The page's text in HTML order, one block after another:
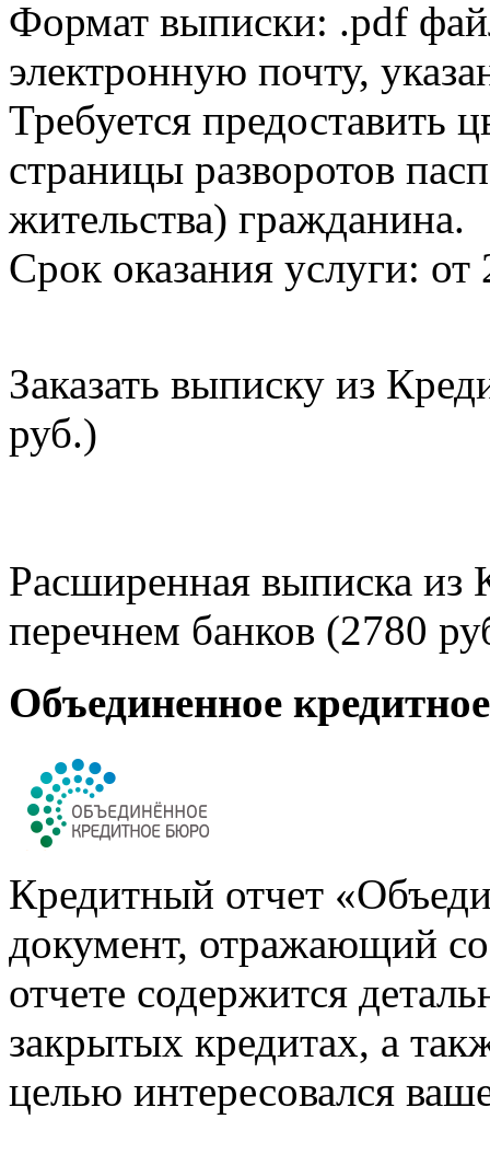
Формат выписки: .pdf
электронную почту,
Требуется предоставить
страницы разворотов
жительства) гражданина.
Срок оказания услуги: от
Заказать выписку из
руб.)
Расширенная выписка из
перечнем банков (2780
Объединенное
Кредитный отчет
документ, отражающий
отчете содержится
закрытых кредитах, а
целью интересовался